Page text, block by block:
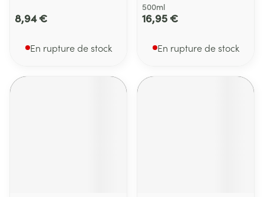
8,94 €
En rupture de stock
500ml
16,95 €
En rupture de stock